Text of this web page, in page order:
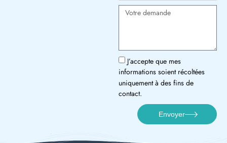
J’accepte que mes
informations soient récoltées
uniquement à des fins de
contact.
Envoyer